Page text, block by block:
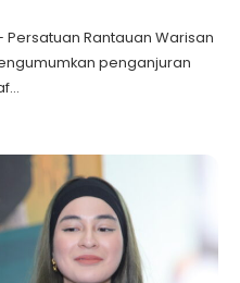
Persatuan Rantauan Warisan
penganjuran